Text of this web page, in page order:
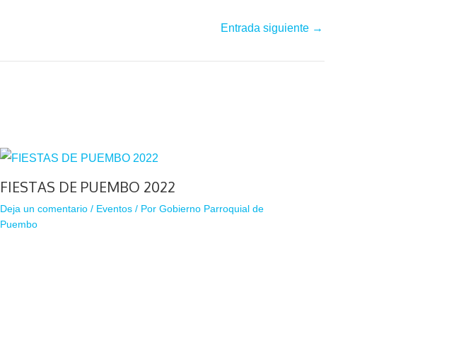
Entrada siguiente →
FIESTAS DE PUEMBO 2022
Deja un comentario / Eventos/ Por Gobierno Parroquial de
Puembo